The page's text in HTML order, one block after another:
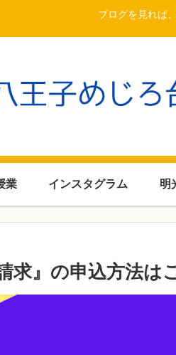
ブログを見れば
業 インスタグラム 明
求』の申込方法は